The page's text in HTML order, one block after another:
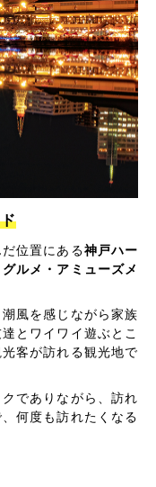
位置にある神戸ハー
ルメ・アミューズメ
風を感じながら家族
とワイワイ遊ぶとこ
客が訪れる観光地で
でありながら、訪れ
何度も訪れたくなる